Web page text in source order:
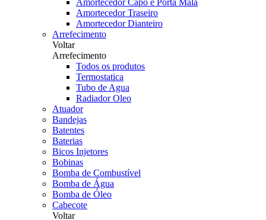
Amortecedor Capo e Porta Mala
Amortecedor Traseiro
Amortecedor Dianteiro
Arrefecimento
Voltar
Arrefecimento
Todos os produtos
Termostatica
Tubo de Agua
Radiador Oleo
Atuador
Bandejas
Batentes
Baterias
Bicos Injetores
Bobinas
Bomba de Combustível
Bomba de Água
Bomba de Óleo
Cabecote
Voltar